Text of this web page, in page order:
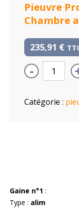
Pieuvre
Chambre
235,91 €
-
Catégorie :
Gaine n°1 :
Type : alim